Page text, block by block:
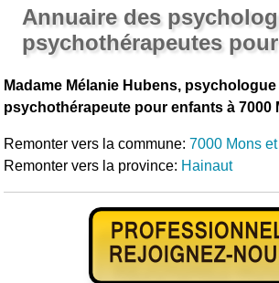
Annuaire des
psychothérapeutes
Madame Mélanie Hubens, psychologue
psychothérapeute pour enfants à 7000
Remonter vers la commune:7000 Mons
Remonter vers la province: Hainaut